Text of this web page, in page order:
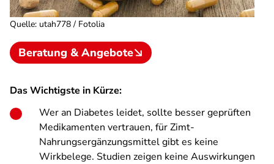
Quelle: utah778 / Fotolia
Beratung & Angebote
Das Wichtigste in Kürze:
Wer an Diabetes leidet, sollte besser geprüften
Medikamenten vertrauen, für Zimt-
Nahrungsergänzungsmittel gibt es keine
Wirkbelege. Studien zeigen keine Auswirkungen